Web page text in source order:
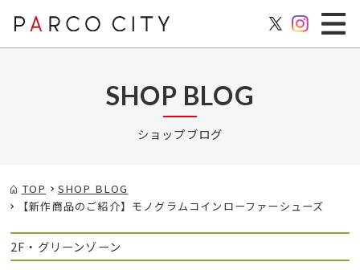
SHOP BLOG
ショップブログ
TOP
SHOP BLOG
【新作商品のご紹介】モノグラムコインローファーシューズ
2F・グリーンゾーン